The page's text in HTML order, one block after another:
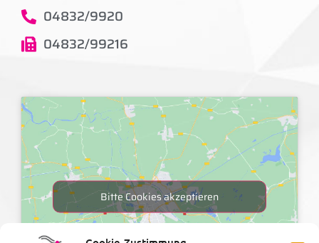
04832/9920
04832/99216
Bitte Cookies akzeptieren